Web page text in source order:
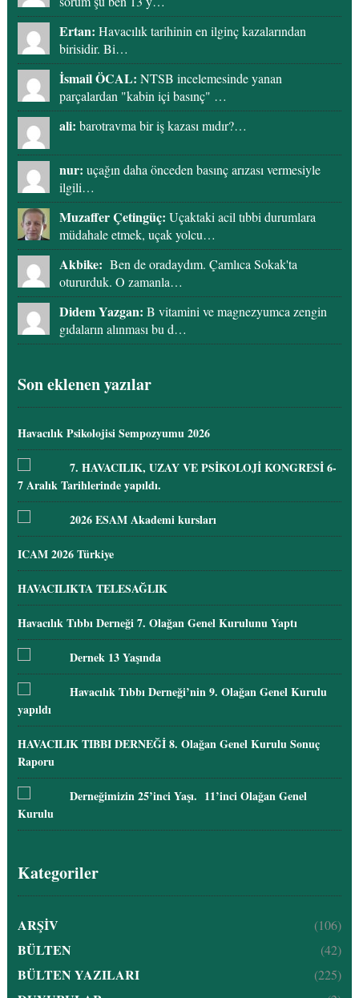
Ertan: Havacılık tarihinin en ilginç kazalarından
birisidir. Bi…
İsmail ÖCAL: NTSB incelemesinde yanan
parçalardan "kabin içi basınç" …
ali: barotravma bir iş kazası mıdır?…
nur: uçağın daha önceden basınç arızası vermesiyle
ilgili…
Muzaffer Çetingüç: Uçaktaki acil tıbbi durumlara
müdahale etmek, uçak yolcu…
Akbike: Ben de oradaydım. Çamlıca Sokak'ta
otururduk. O zamanla…
Didem Yazgan: B vitamini ve magnezyumca zengin
gıdaların alınması bu d…
Son eklenen yazılar
Havacılık Psikolojisi Sempozyumu 2026
7. HAVACILIK, UZAY VE PSİKOLOJİ KONGRESİ 6-
7 Aralık Tarihlerinde yapıldı.
2026 ESAM Akademi kursları
ICAM 2026 Türkiye
HAVACILIKTA TELESAĞLIK
Havacılık Tıbbı Derneği 7. Olağan Genel Kurulunu Yaptı
Dernek 13 Yaşında
Havacılık Tıbbı Derneği’nin 9. Olağan Genel Kurulu
yapıldı
HAVACILIK TIBBI DERNEĞİ 8. Olağan Genel Kurulu Sonuç
Raporu
Derneğimizin 25’inci Yaşı. 11’inci Olağan Genel
Kurulu
Kategoriler
ARŞİV (106)
BÜLTEN (42)
BÜLTEN YAZILARI (225)